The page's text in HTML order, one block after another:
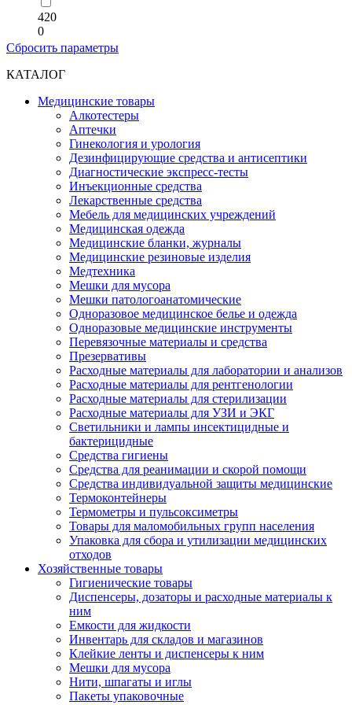
420
0
Сбросить параметры
КАТАЛОГ
Медицинские товары
Алкотестеры
Аптечки
Гинекология и урология
Дезинфицирующие средства и антисептики
Диагностические экспресс-тесты
Инъекционные средства
Лекарственные средства
Мебель для медицинских учреждений
Медицинская одежда
Медицинские бланки, журналы
Медицинские резиновые изделия
Медтехника
Мешки для мусора
Мешки патологоанатомические
Одноразовое медицинское белье и одежда
Одноразовые медицинские инструменты
Перевязочные материалы и средства
Презервативы
Расходные материалы для лаборатории и анализов
Расходные материалы для рентгенологии
Расходные материалы для стерилизации
Расходные материалы для УЗИ и ЭКГ
Светильники и лампы инсектицидные и
бактерицидные
Средства гигиены
Средства для реанимации и скорой помощи
Средства индивидуальной защиты медицинские
Термоконтейнеры
Термометры и пульсоксиметры
Товары для маломобильных групп населения
Упаковка для сбора и утилизации медицинских
отходов
Хозяйственные товары
Гигиенические товары
Диспенсеры, дозаторы и расходные материалы к
ним
Емкости для жидкости
Инвентарь для складов и магазинов
Клейкие ленты и диспенсеры к ним
Мешки для мусора
Нити, шпагаты и иглы
Пакеты упаковочные